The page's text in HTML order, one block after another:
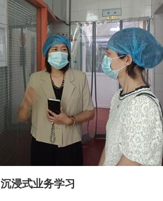
沉浸式业务学习